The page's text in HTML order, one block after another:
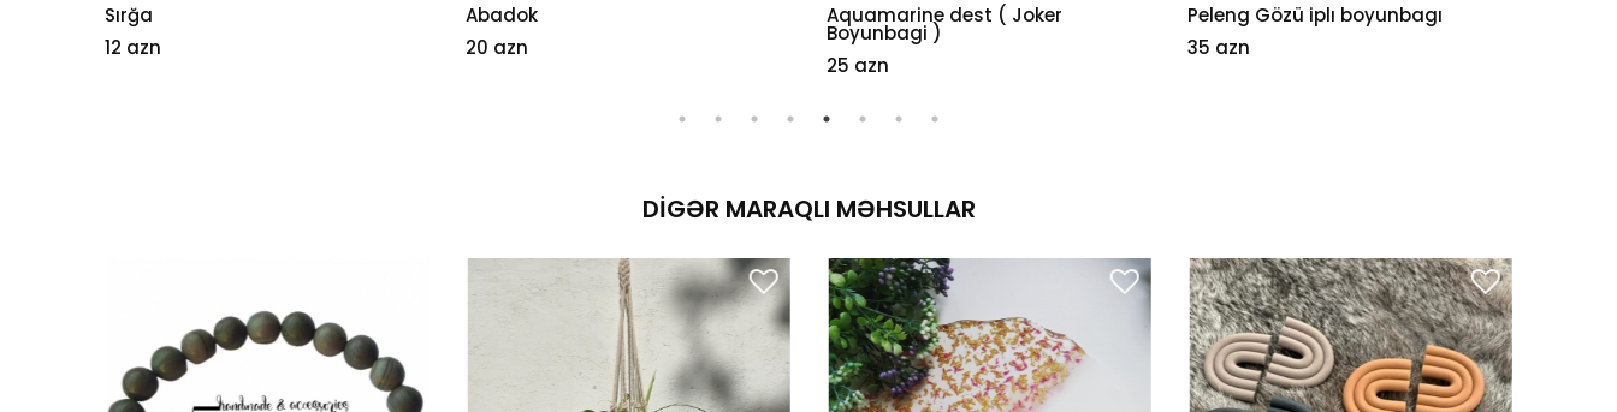
Sırğa
12 azn
Abadok
20 azn
Aquamarine dest ( Joker
Boyunbagi )
25 azn
Peleng Gözü iplı boyunbagı
35 azn
DIGƏR MARAQLI MƏHSULLAR